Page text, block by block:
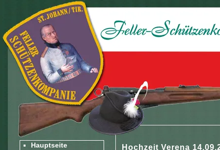
Hauptseite
Hochzeit Verena